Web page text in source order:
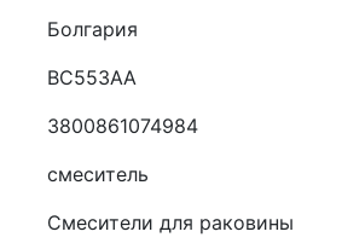
Болгария
BC553AA
3800861074984
смеситель
Смесители для раковины